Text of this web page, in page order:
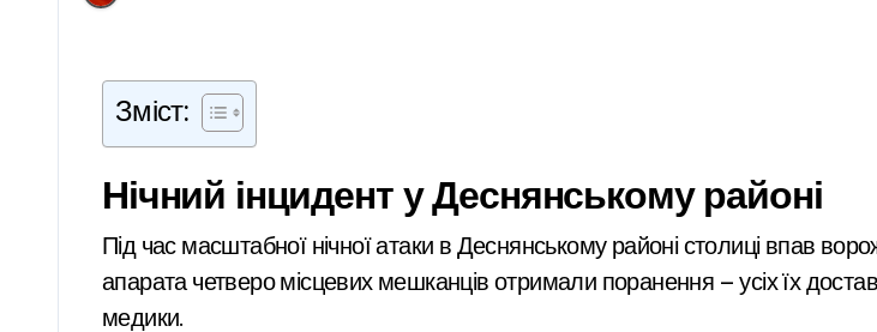
Зміст:
Нічний інцидент у Деснянському районі
Під час масштабної нічної атаки в Деснянському районі столиці впав ворожий БпЛА. Внаслідок падіння безпілотного літального
апарата четверо місцевих мешканців отримали поранення — усіх їх
медики.